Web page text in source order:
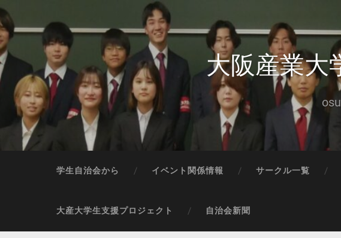
大阪産業大
学生自治会から イベント関係情報 サークル一覧
大産大学生支援プロジェクト 自治会新聞